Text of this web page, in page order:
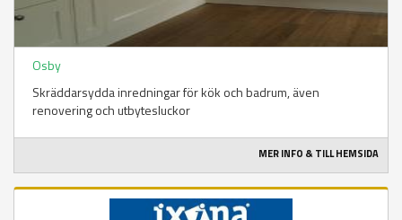
Osby
Skräddarsydda inredningar för kök och badrum, även
renovering och utbytesluckor
MER INFO & TILL HEMSIDA